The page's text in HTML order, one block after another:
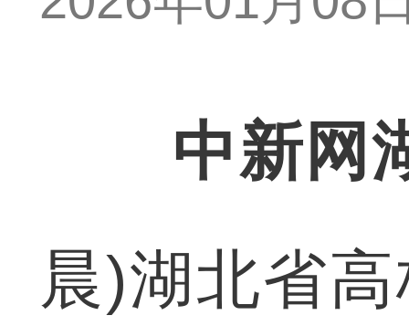
中新网
晨)湖北省